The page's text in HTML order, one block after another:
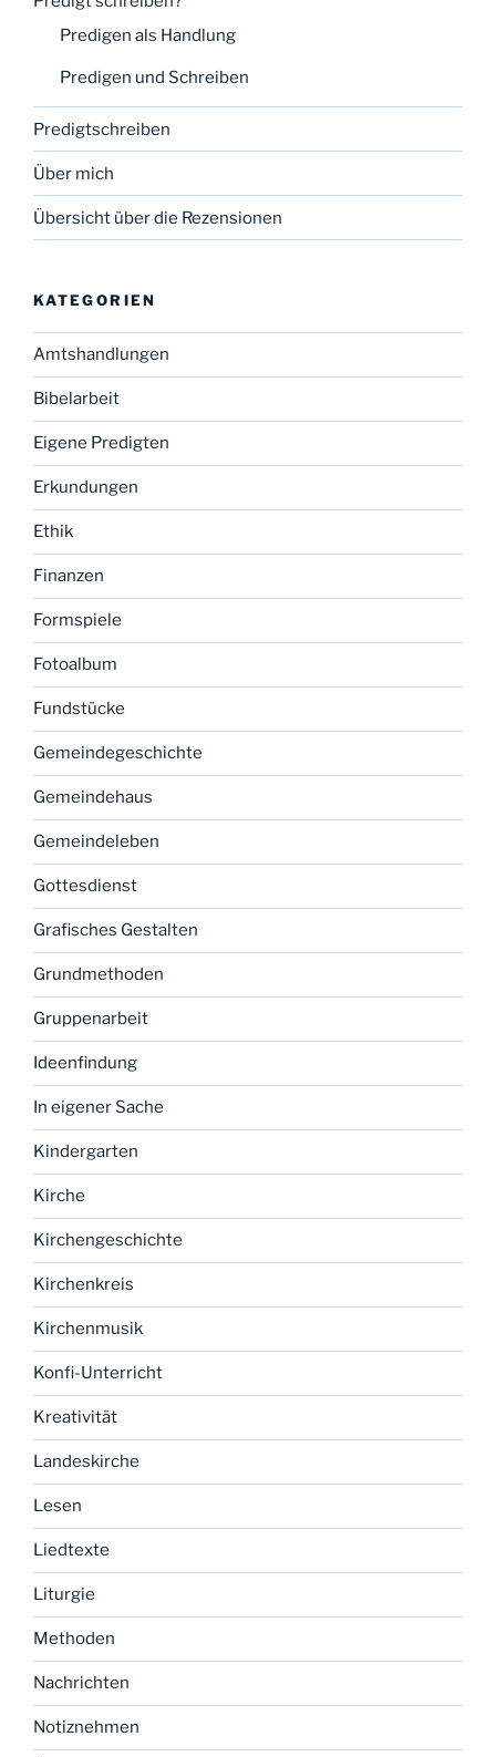
Predigen als Handlung
Predigen und Schreiben
Predigtschreiben
Über mich
Übersicht über die Rezensionen
KATEGORIEN
Amtshandlungen
Bibelarbeit
Eigene Predigten
Erkundungen
Ethik
Finanzen
Formspiele
Fotoalbum
Fundstücke
Gemeindegeschichte
Gemeindehaus
Gemeindeleben
Gottesdienst
Grafisches Gestalten
Grundmethoden
Gruppenarbeit
Ideenfindung
In eigener Sache
Kindergarten
Kirche
Kirchengeschichte
Kirchenkreis
Kirchenmusik
Konfi-Unterricht
Kreativität
Landeskirche
Lesen
Liedtexte
Liturgie
Methoden
Nachrichten
Notiznehmen